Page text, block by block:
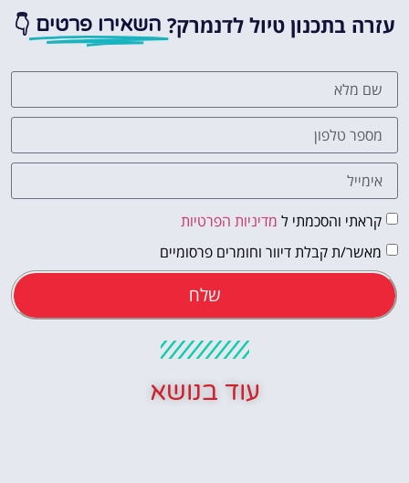
עזרה בתכנון טיול לדנמרק? השאירו פרטים 👇
קראתי והסכמתי ל מדיניות הפרטיות
מאשר/ת קבלת דיוור וחומרים פרסומיים
שלח
עוד בנושא